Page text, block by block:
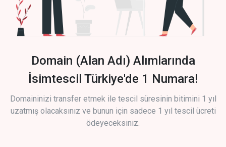
Domain (Alan Adı) Alımlarında
İsimtescil Türkiye'de 1 Numara!
Domaininizi transfer etmek ile tescil süresinin bitimini 1 yıl
uzatmış olacaksınız ve bunun için sadece 1 yıl tescil ücreti
ödeyeceksiniz.